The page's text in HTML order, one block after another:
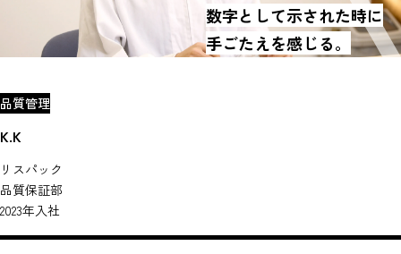
数字として示された時に
手ごたえを感じる。
品質管理
K.K
リスパック
品質保証部
2023年入社